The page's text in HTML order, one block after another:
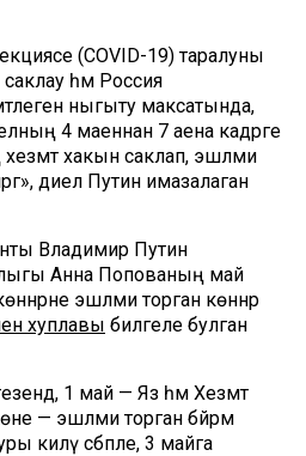
(COVID-19) таралуны
һәм Россия
ныгыту максатында,
4 маеннан 7 аена кадәрге
хезмәт хакын саклап, эшләми
диелә Путин имазалаган
Владимир Путин
Анна Попованың май
эшләми торган көннәр
хуплавы билгеле булган
1 май — Яз һәм Хезмәт
— эшләми торган бәйрәм
килү сәбәпле, 3 майга